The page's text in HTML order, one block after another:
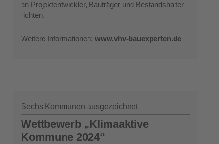
an Projektentwickler, Bauträger und Bestandshalter
richten.
Weitere Informationen:www.vhv-bauexperten.de
Sechs Kommunen ausgezeichnet
Wettbewerb „Klimaaktive
Kommune 2024“